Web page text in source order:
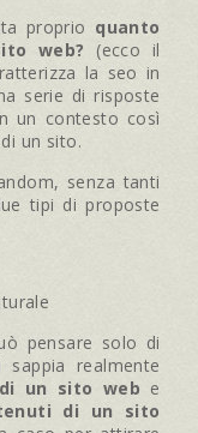
proprio quanto
web? (ecco il
la seo in
serie di risposte
un contesto così
un sito.
senza tanti
tipi di proposte
pensare solo di
realmente
un sito web e
di un sito